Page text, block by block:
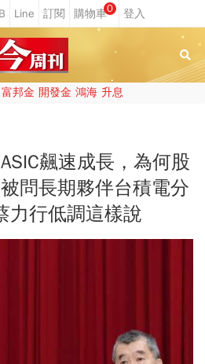
0
富邦金 開發金 鴻海 升息
飆速成長，為何股
問長期夥伴台積電分
力行低調這樣說